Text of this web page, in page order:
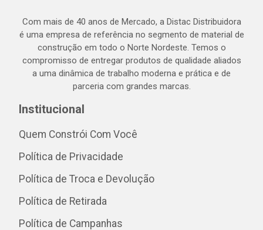
Com mais de 40 anos de Mercado, a Distac Distribuidora
é uma empresa de referência no segmento de material de
construção em todo o Norte Nordeste. Temos o
compromisso de entregar produtos de qualidade aliados
a uma dinâmica de trabalho moderna e prática e de
parceria com grandes marcas.
Institucional
Quem Constrói Com Você
Política de Privacidade
Política de Troca e Devolução
Política de Retirada
Política de Campanhas